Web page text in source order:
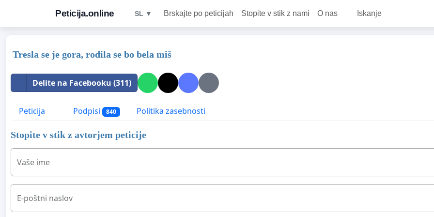
Peticija.online SL ▼ Brskajte po peticijah Stopite v stik z nami O nas Iskanje
Tresla se je gora, rodila se bo bela miš
Delite na Facebooku (311)
Peticija Podpisi 840 Politika zasebnosti
Stopite v stik z avtorjem peticije
Vaše ime
E-poštni naslov